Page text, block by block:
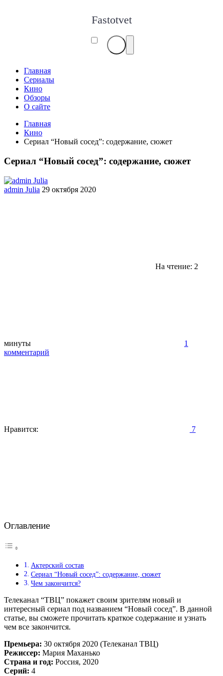
Fastotvet
Главная
Сериалы
Кино
Обзоры
О сайте
Главная
Кино
Сериал “Новый сосед”: содержание, сюжет
Сериал “Новый сосед”: содержание, сюжет
admin Julia 29 октября 2020
На чтение: 2
минуты
1
комментарий
Нравится: 7
Оглавление
Актерский состав
Сериал “Новый сосед”: содержание, сюжет
Чем закончится?
Телеканал “ТВЦ” покажет своим зрителям новый и
интересный сериал под названием “Новый сосед”. В данной
статье, вы сможете прочитать краткое содержание и узнать
чем все закончится.
Премьера: 30 октября 2020 (Телеканал ТВЦ)
Режиссер: Мария Маханько
Страна и год: Россия, 2020
Серий: 4